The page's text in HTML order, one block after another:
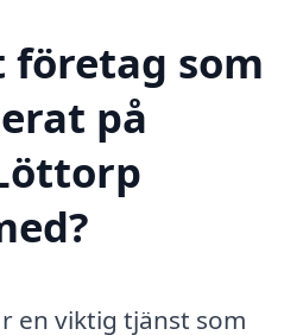
företag som
på
en viktig tjänst som